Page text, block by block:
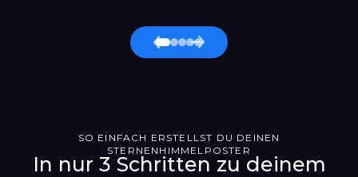
SO EINFACH ERSTELLST DU DEINEN
STERNENHIMMELPOSTER
In nur 3 Schritten zu deinem